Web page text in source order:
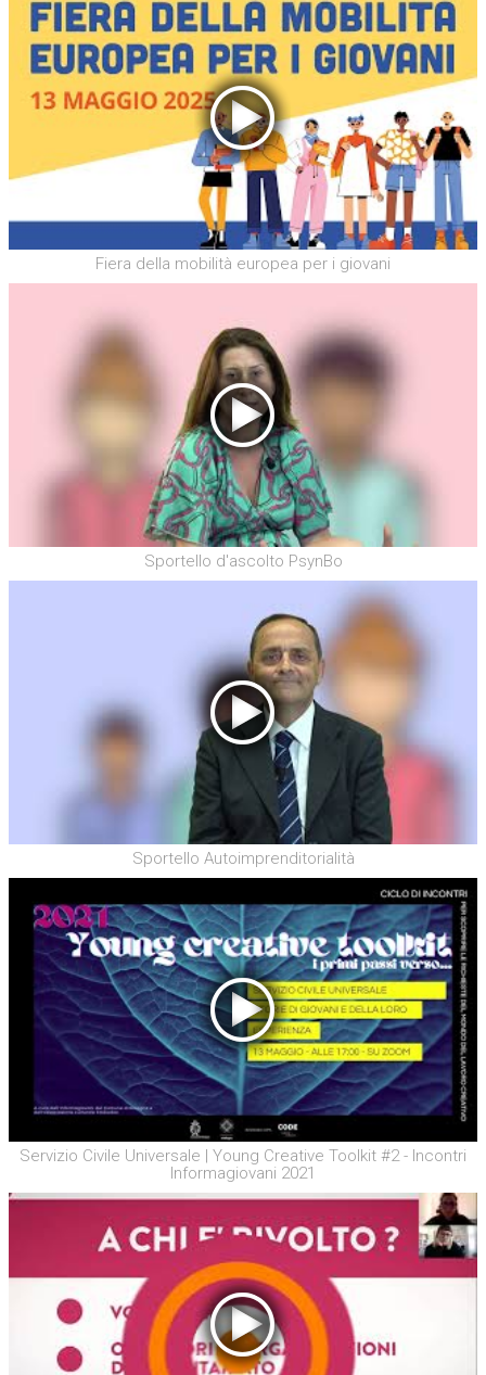
Fiera della mobilità europea per i giovani
Sportello d'ascolto PsynBo
Sportello Autoimprenditorialità
Servizio Civile Universale | Young Creative Toolkit #2 - Incontri
Informagiovani 2021